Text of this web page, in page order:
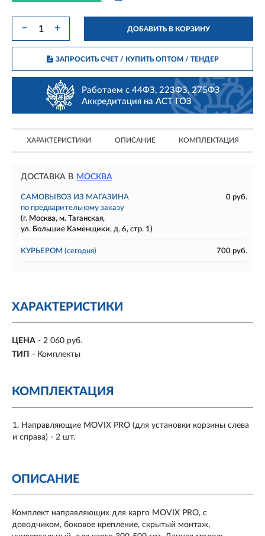
− + ДОБАВИТЬ В КОРЗИНУ
ЗАПРОСИТЬ СЧЕТ / КУПИТЬ ОПТОМ/ ТЕНДЕР
Работаем с 44ФЗ, 223ФЗ, 275ФЗ
Аккредитация на АСТ ГОЗ
ХАРАКТЕРИСТИКИ ОПИСАНИЕ КОМПЛЕКТАЦИЯ
ДОСТАВКА В МОСКВА
САМОВЫВОЗ ИЗ МАГАЗИНА
0 руб.
по предварительному заказу
(г. Москва, м. Таганская,
ул. Большие Каменщики, д. 6, стр. 1)
КУРЬЕРОМ (сегодня) 700 руб.
ХАРАКТЕРИСТИКИ
ЦЕНА - 2 060 руб.
ТИП - Комплекты
КОМПЛЕКТАЦИЯ
Направляющие MOVIX PRO (для установки корзины слева
и справа) - 2 шт.
ОПИСАНИЕ
Комплект направляющих для карго MOVIX PRO, с
доводчиком, боковое крепление, скрытый монтаж,